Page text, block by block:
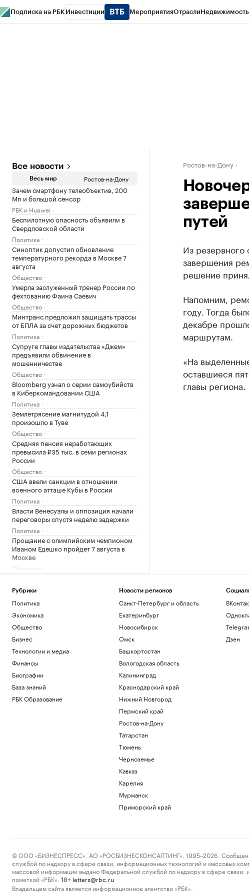
Подписка на РБК Инвестиции МероприятияОтраслиНедвижимость
Все новости
Весь мир Ростов-на-Дону
Зачем смартфону телеобъектив, 200
Мп и большой сенсор
РБК и Huawei
Беспилотную опасность объявили в
Свердловской области
Политика
Синоптик допустил обновление
температурного рекорда в Москве 7
августа
Общество
Умерла заслуженный тренер России по
фехтованию Фаина Саевич
Общество
Минтранс предложил защищать трассы
от БПЛА за счет дорожных бюджетов
Политика
Супруге главы издательства «Джем»
предъявили обвинение в
мошенничестве
Общество
Bloomberg узнал о серии самоубийств
в Киберкомандовании США
Политика
Землетрясение магнитудой 4,1
произошло в Туве
Общество
Средняя пенсия неработающих
превысила ₽35 тыс. в семи регионах
России
Общество
США ввели санкции в отношении
военного атташе Кубы в России
Политика
Власти Венесуэлы и оппозиция начали
переговоры спустя неделю задержки
Политика
Прощание с олимпийским чемпионом
Иваном Едешко пройдет 7 августа в
Москве
Общество
мужчину, угрожавшего взорвать бомбу
на рейсе
Общество
Во Внуково предупредили о задержках
рейсов из-за грозы
Общество
пострадавших при атаках хуситов
Политика
В Турции заявили, что Европа
потребовала подтверждать
происхождение газа
Политика
крупнейшие финансовые компании
Загрузить еще
Ростов-на-Дону
путей
Из резервного
завершения
решение
Напомним,
году. Тогда
декабре
маршрутам.
«На
оставшиеся
главы региона.
Рубрики
Политика
Экономика
Общество
Бизнес
Технологии и медиа
Финансы
Биографии
База знаний
РБК Образование
Новости регионов
Санкт-Петербург и область
Екатеринбург
Новосибирск
Омск
Башкортостан
Вологодская область
Калининград
Краснодарский край
Нижний Новгород
Пермский край
Ростов-на-Дону
Татарстан
Тюмень
Черноземье
Кавказ
Карелия
Мурманск
Приморский край
Дзен
© ООО «БИЗНЕСПРЕСС», АО «РОСБИЗНЕСКОНСАЛТИНГ», 1995–2026. Сообщения и
службой по надзору в сфере связи, информационных технологий и массовых
массовой информации выдано Федеральной службой по надзору в сфере
пометкой «РБК».
18+ letters@rbc.ru
Владельцем сайта является информационное агентство «РБК».